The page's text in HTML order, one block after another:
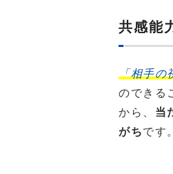
共感能
「相手
のできる
から、 当
がちです。